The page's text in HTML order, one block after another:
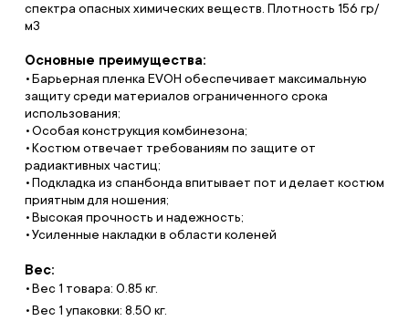
спектра опасных химических веществ. Плотность 156 гр/
м3
Основные преимущества:
Барьерная пленка EVOH обеспечивает максимальную
защиту среди материалов ограниченного срока
использования;
Особая конструкция комбинезона;
Костюм отвечает требованиям по защите от
радиактивных частиц;
Подкладка из спанбонда впитывает пот и делает костюм
приятным для ношения;
Высокая прочность и надежность;
Усиленные накладки в области коленей
Вес:
Вес 1 товара: 0.85 кг.
Вес 1 упаковки: 8.50 кг.